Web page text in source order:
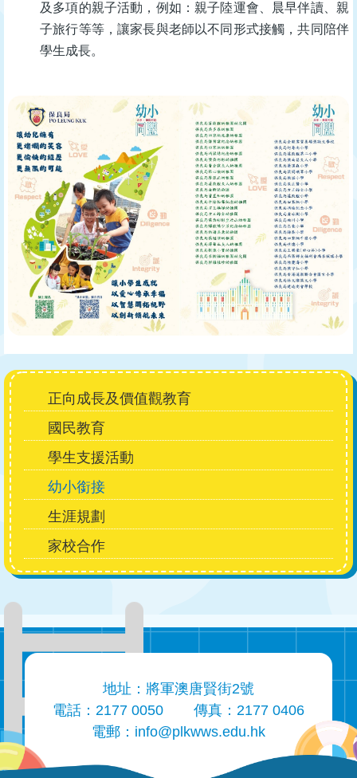
及多項的親子活動，例如：親子陸運會、晨早伴讀、親
子旅行等等，讓家長與老師以不同形式接觸，共同陪伴
學生成長。
Main
navigation
正向成長及價值觀教育
國民教育
學生支援活動
幼小銜接
生涯規劃
家校合作
地址：將軍澳唐賢街2號
電話：2177 0050
傳真：2177 0406
電郵： info@plkwws.edu.hk